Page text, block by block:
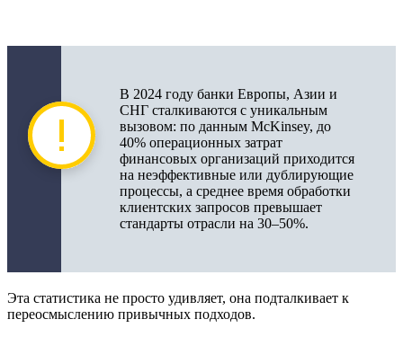
Интеграция ИИ, машинного обучения и API
Цифровая трансформация и риски в банках
Цифровая трансформация финансовых
учреждений, тренды и вызовы
KPI и ROI цифровых инициатив: метрики
Анализ KPI банковских процессов
В 2024 году банки Европы, Азии и
СНГ сталкиваются с уникальным
вызовом: по данным McKinsey, до
40% операционных затрат
финансовых организаций приходится
на неэффективные или дублирующие
процессы, а среднее время обработки
клиентских запросов превышает
стандарты отрасли на 30–50%.
Эта статистика не просто удивляет, она подталкивает к
переосмыслению привычных подходов.